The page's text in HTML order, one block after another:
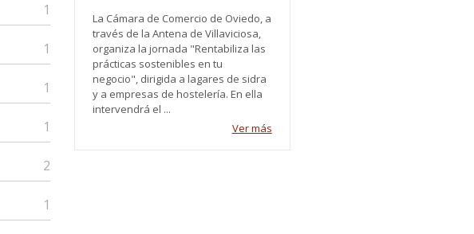
1
1
1
1
2
1
La Cámara de Comercio de Oviedo, a
través de la Antena de Villaviciosa,
organiza la jornada "Rentabiliza las
prácticas sostenibles en tu
negocio", dirigida a lagares de sidra
y a empresas de hostelería. En ella
intervendrá el ...
Ver más